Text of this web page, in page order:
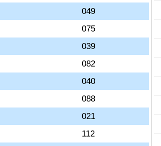
049
075
039
082
040
088
021
112